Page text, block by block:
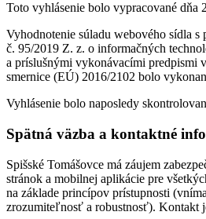
Toto vyhlásenie bolo vypracované dňa
Vyhodnotenie súladu webového sídla s
č. 95/2019 Z. z. o informačných
a príslušnými vykonávacími predpismi
smernice (EÚ) 2016/2102 bolo
Vyhlásenie bolo naposledy
Spätná väzba a kontaktné
Spišské Tomášovce má záujem
stránok a mobilnej aplikácie pre
na základe princípov prístupnosti
zrozumiteľnosť a robustnosť). Kontakt